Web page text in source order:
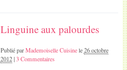
Linguine aux palourdes
Publié parMademoiselle Cuisinele26 octobre
2012|3 Commentaires